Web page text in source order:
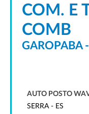
COM. E
COMB
GAROPABA
AUTO POSTO
SERRA - ES